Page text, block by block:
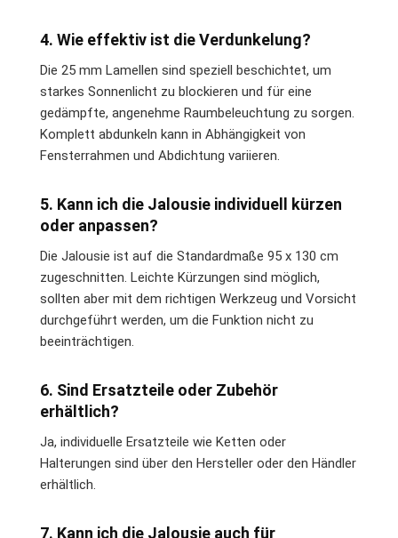
4. Wie effektiv ist die Verdunkelung?
Die 25 mm Lamellen sind speziell beschichtet, um
starkes Sonnenlicht zu blockieren und für eine
gedämpfte, angenehme Raumbeleuchtung zu sorgen.
Komplett abdunkeln kann in Abhängigkeit von
Fensterrahmen und Abdichtung variieren.
5. Kann ich die Jalousie individuell kürzen
oder anpassen?
Die Jalousie ist auf die Standardmaße 95 x 130 cm
zugeschnitten. Leichte Kürzungen sind möglich,
sollten aber mit dem richtigen Werkzeug und Vorsicht
durchgeführt werden, um die Funktion nicht zu
beeinträchtigen.
6. Sind Ersatzteile oder Zubehör
erhältlich?
Ja, individuelle Ersatzteile wie Ketten oder
Halterungen sind über den Hersteller oder den Händler
erhältlich.
7. Kann ich die Jalousie auch für